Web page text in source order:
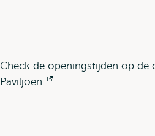
Check de openingstijden op de
Paviljoen.
Opent